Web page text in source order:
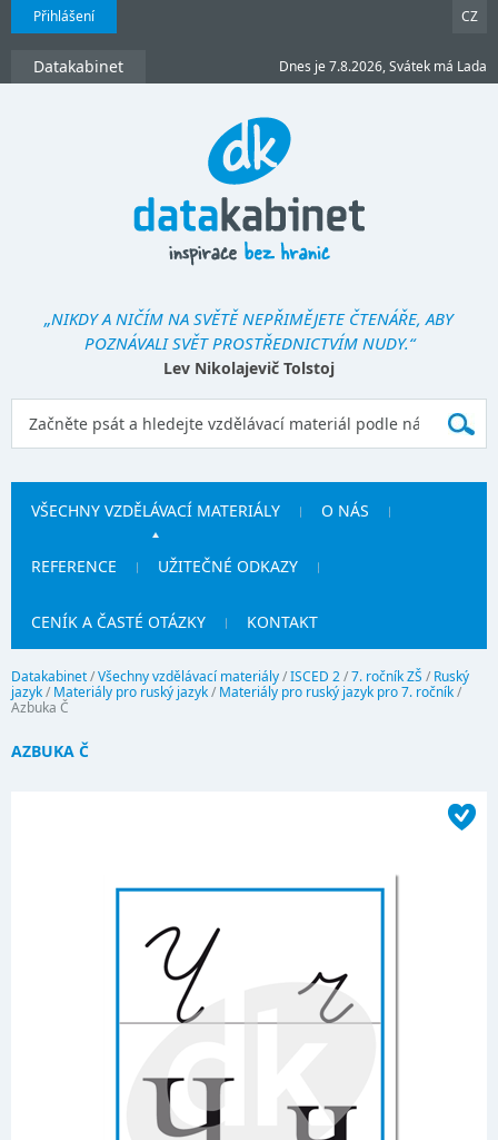
Přihlášení CZ
Datakabinet Dnes je 7.8.2026, Svátek má Lada
„NIKDY A NIČÍM NA SVĚTĚ NEPŘIMĚJETE ČTENÁŘE, ABY
POZNÁVALI SVĚT PROSTŘEDNICTVÍM NUDY.“
Lev Nikolajevič Tolstoj
VŠECHNY VZDĚLÁVACÍ MATERIÁLY O NÁS
REFERENCE UŽITEČNÉ ODKAZY
CENÍK A ČASTÉ OTÁZKY KONTAKT
Datakabinet/Všechny vzdělávací materiály/ISCED 2/7. ročník ZŠ / Ruský
jazyk/ Materiály pro ruský jazyk/ Materiály pro ruský jazyk pro 7. ročník/
Azbuka Č
AZBUKA Č